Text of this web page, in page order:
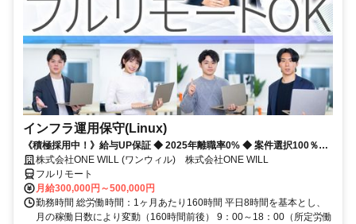
インフラ運用保守(Linux)
《積極採用中！》給与UP保証 ◆ 2025年離職率0% ◆ 案件選択100％！
◆ 平均残業7時間！
株式会社ONE WILL (ワンウィル) 株式会社ONE WILL
フルリモート
月給300,000円～500,000円
勤務時間 総労働時間：1ヶ月あたり160時間 平日8時間を基本とし、
月の稼働日数により変動（160時間前後） 9：00～18：00（所定労働